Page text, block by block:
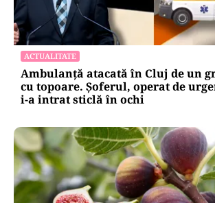
ACTUALITATE
Ambulanță atacată în Cluj de un
cu topoare. Șoferul, operat de
i-a intrat sticlă în ochi